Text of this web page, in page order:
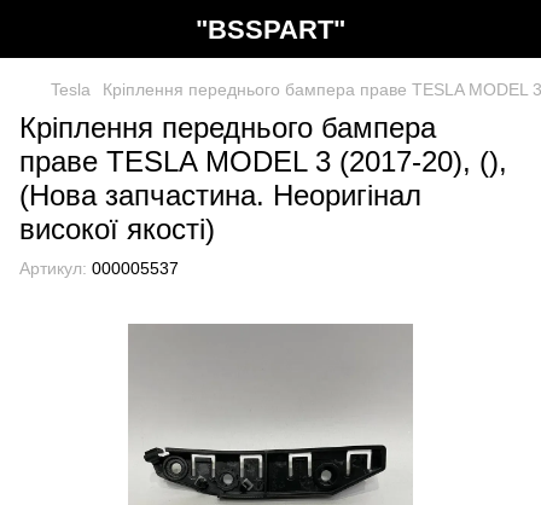
"BSSPART"
Tesla Кріплення переднього бампера праве TESLA MODEL
Кріплення переднього бампера
праве TESLA MODEL 3 (2017-20), (),
(Нова запчастина. Неоригінал
високої якості)
Артикул: 000005537